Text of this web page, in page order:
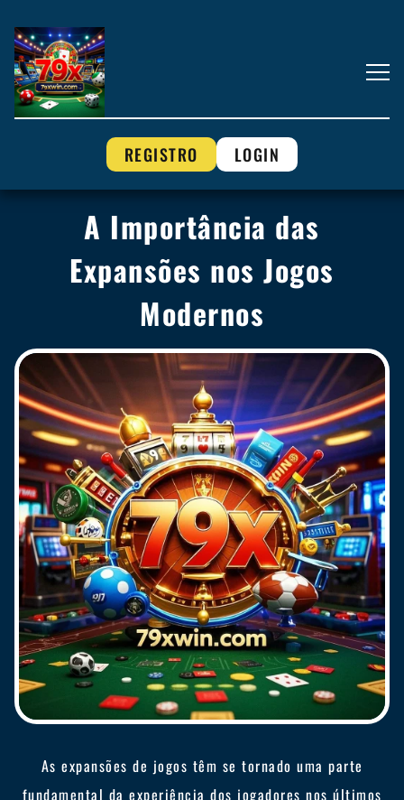
REGISTRO LOGIN
A Importância das
Expansões nos Jogos
Modernos
As expansões de jogos têm se tornado uma parte
fundamental da experiência dos jogadores nos últimos